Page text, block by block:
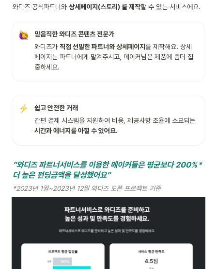
와디즈 공식파트너와 상세페이지(스토리) 를 제작할 수 있는 서비스에요.
믿음직한 와디즈 콘텐츠 전문가
와디즈가 직접 선발한 파트너와 상세페이지를 제작해요. 상세
페이지는 파트너에게 맡겨주시고, 메이커님은 제품에 좀더 집
중하세요.
쉽고 안전한 거래
시간과 에너지를 아낄 수 있어요.
”와디즈 파트너서비스를 이용한 메이커들은 평균보다 200%*
더 높은 펀딩금액을 달성했어요”
*2023년 1월~2023년 12월 와디즈 오픈 프로젝트 기준